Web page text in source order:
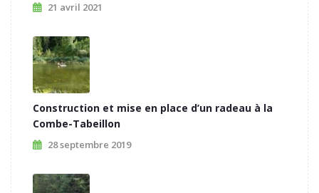
21 avril 2021
Construction et mise en place d’un radeau à la
Combe-Tabeillon
28 septembre 2019